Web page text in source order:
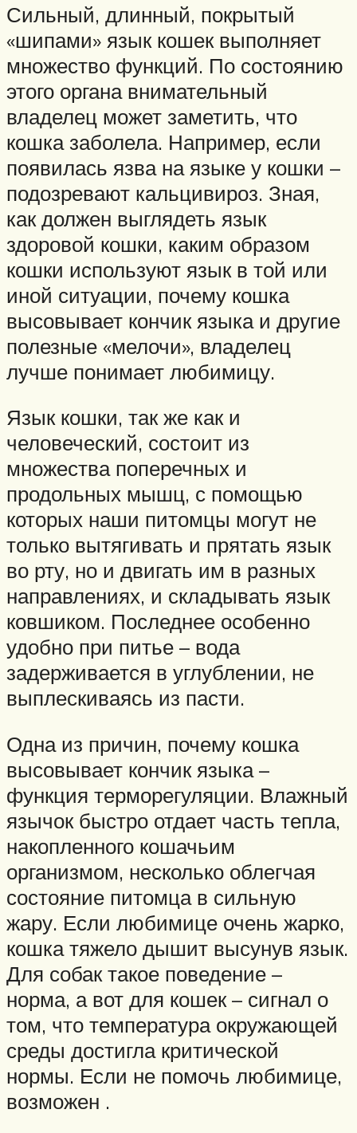
Сильный, длинный, покрытый
«шипами» язык кошек выполняет
множество функций. По состоянию
этого органа внимательный
владелец может заметить, что
кошка заболела. Например, если
появилась язва на языке у кошки –
подозревают кальцивироз. Зная,
как должен выглядеть язык
здоровой кошки, каким образом
кошки используют язык в той или
иной ситуации, почему кошка
высовывает кончик языка и другие
полезные «мелочи», владелец
лучше понимает любимицу.
Язык кошки, так же как и
человеческий, состоит из
множества поперечных и
продольных мышц, с помощью
которых наши питомцы могут не
только вытягивать и прятать язык
во рту, но и двигать им в разных
направлениях, и складывать язык
ковшиком. Последнее особенно
удобно при питье – вода
задерживается в углублении, не
выплескиваясь из пасти.
Одна из причин, почему кошка
высовывает кончик языка –
функция терморегуляции. Влажный
язычок быстро отдает часть тепла,
накопленного кошачьим
организмом, несколько облегчая
состояние питомца в сильную
жару. Если любимице очень жарко,
кошка тяжело дышит высунув язык.
Для собак такое поведение –
норма, а вот для кошек – сигнал о
том, что температура окружающей
среды достигла критической
нормы. Если не помочь любимице,
возможен .